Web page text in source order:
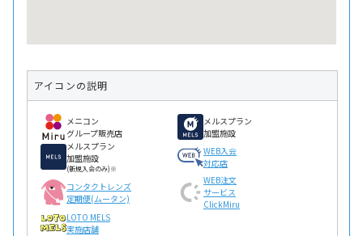
アイコンの説明
メニコン
グループ販売店
メルスプラン
加盟施設
メルスプラン
加盟施設
(新規入会のみ)※
WEB入会
対応店
コンタクトレンズ
定期便(ムータン)
WEB注文
サービス
ClickMiru
LOTO MELS
実施店舗